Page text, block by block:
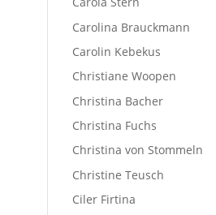
Carolina Brauckmann
Carolin Kebekus
Christiane Woopen
Christina Bacher
Christina Fuchs
Christina von Stommeln
Christine Teusch
Ciler Firtina